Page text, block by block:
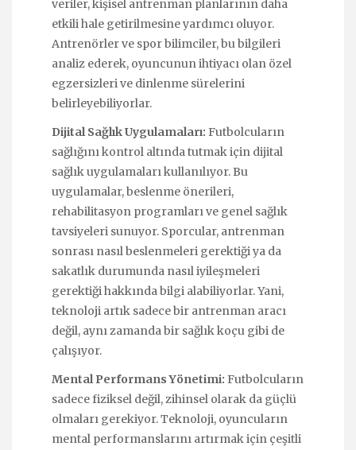
veriler, kişisel antrenman planlarının daha
etkili hale getirilmesine yardımcı oluyor.
Antrenörler ve spor bilimciler, bu bilgileri
analiz ederek, oyuncunun ihtiyacı olan özel
egzersizleri ve dinlenme sürelerini
belirleyebiliyorlar.
Dijital Sağlık Uygulamaları: Futbolcuların
sağlığını kontrol altında tutmak için dijital
sağlık uygulamaları kullanılıyor. Bu
uygulamalar, beslenme önerileri,
rehabilitasyon programları ve genel sağlık
tavsiyeleri sunuyor. Sporcular, antrenman
sonrası nasıl beslenmeleri gerektiği ya da
sakatlık durumunda nasıl iyileşmeleri
gerektiği hakkında bilgi alabiliyorlar. Yani,
teknoloji artık sadece bir antrenman aracı
değil, aynı zamanda bir sağlık koçu gibi de
çalışıyor.
Mental Performans Yönetimi: Futbolcuların
sadece fiziksel değil, zihinsel olarak da güçlü
olmaları gerekiyor. Teknoloji, oyuncuların
mental performanslarını artırmak için çeşitli